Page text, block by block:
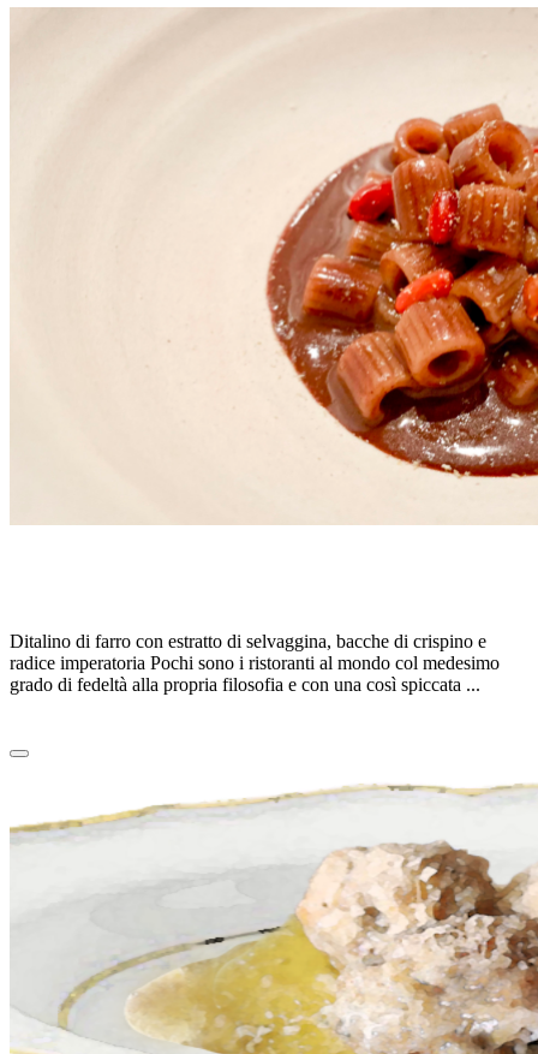
Ditalino di farro con estratto di selvaggina, bacche di crispino e
radice imperatoria Pochi sono i ristoranti al mondo col medesimo
grado di fedeltà alla propria filosofia e con una così spiccata ...